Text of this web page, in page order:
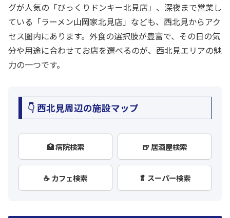
グが人気の「びっくりドンキー北見店」、深夜まで営業し
ている「ラーメン山岡家北見店」なども、西北見からアク
セス圏内にあります。外食の選択肢が豊富で、その日の気
分や用途に合わせてお店を選べるのが、西北見エリアの魅
力の一つです。
👇 西北見周辺の施設マップ
🏥 病院検索 🍺 居酒屋検索
☕ カフェ検索 🥬 スーパー検索